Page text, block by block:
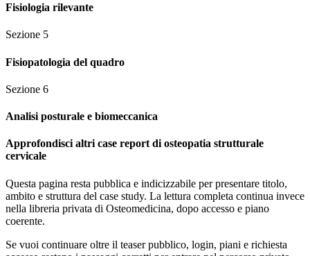
Fisiologia rilevante
Sezione 5
Fisiopatologia del quadro
Sezione 6
Analisi posturale e biomeccanica
Approfondisci altri case report di osteopatia strutturale
cervicale
Questa pagina resta pubblica e indicizzabile per presentare titolo,
ambito e struttura del case study. La lettura completa continua invece
nella libreria privata di Osteomedicina, dopo accesso e piano
coerente.
Se vuoi continuare oltre il teaser pubblico, login, piani e richiesta